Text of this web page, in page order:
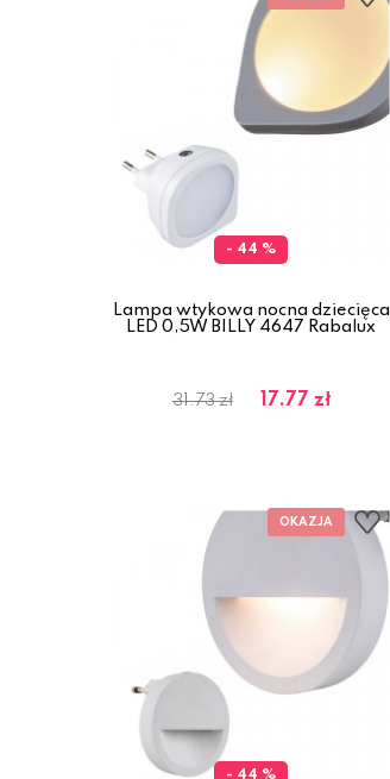
- 44 %
Lampa wtykowa nocna dziecięca
LED 0,5W BILLY 4647 Rabalux
31.73 zł 17.77 zł
- 44 %